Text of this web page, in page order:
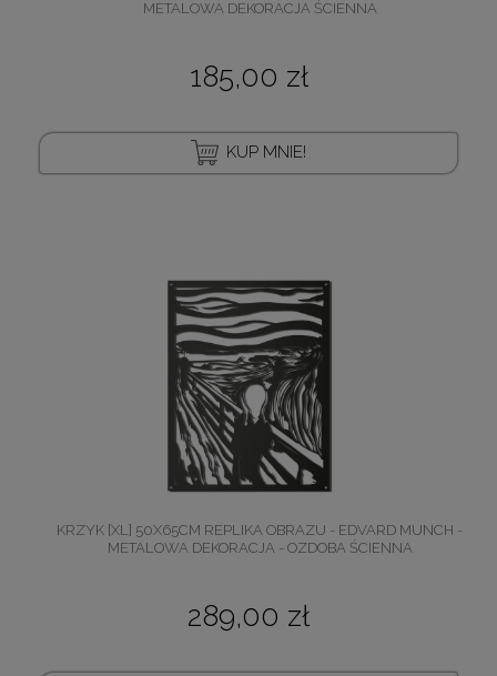
METALOWA DEKORACJA ŚCIENNA
185,00 zł
KUP MNIE!
KRZYK [XL] 50X65CM REPLIKA OBRAZU - EDVARD MUNCH -
METALOWA DEKORACJA - OZDOBA ŚCIENNA
289,00 zł